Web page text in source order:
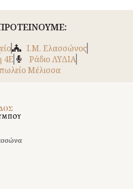
Ι.Μ. Ελασσώνος
4Ε
Ράδιο ΛΥΔΙΑ
Μέλισσα